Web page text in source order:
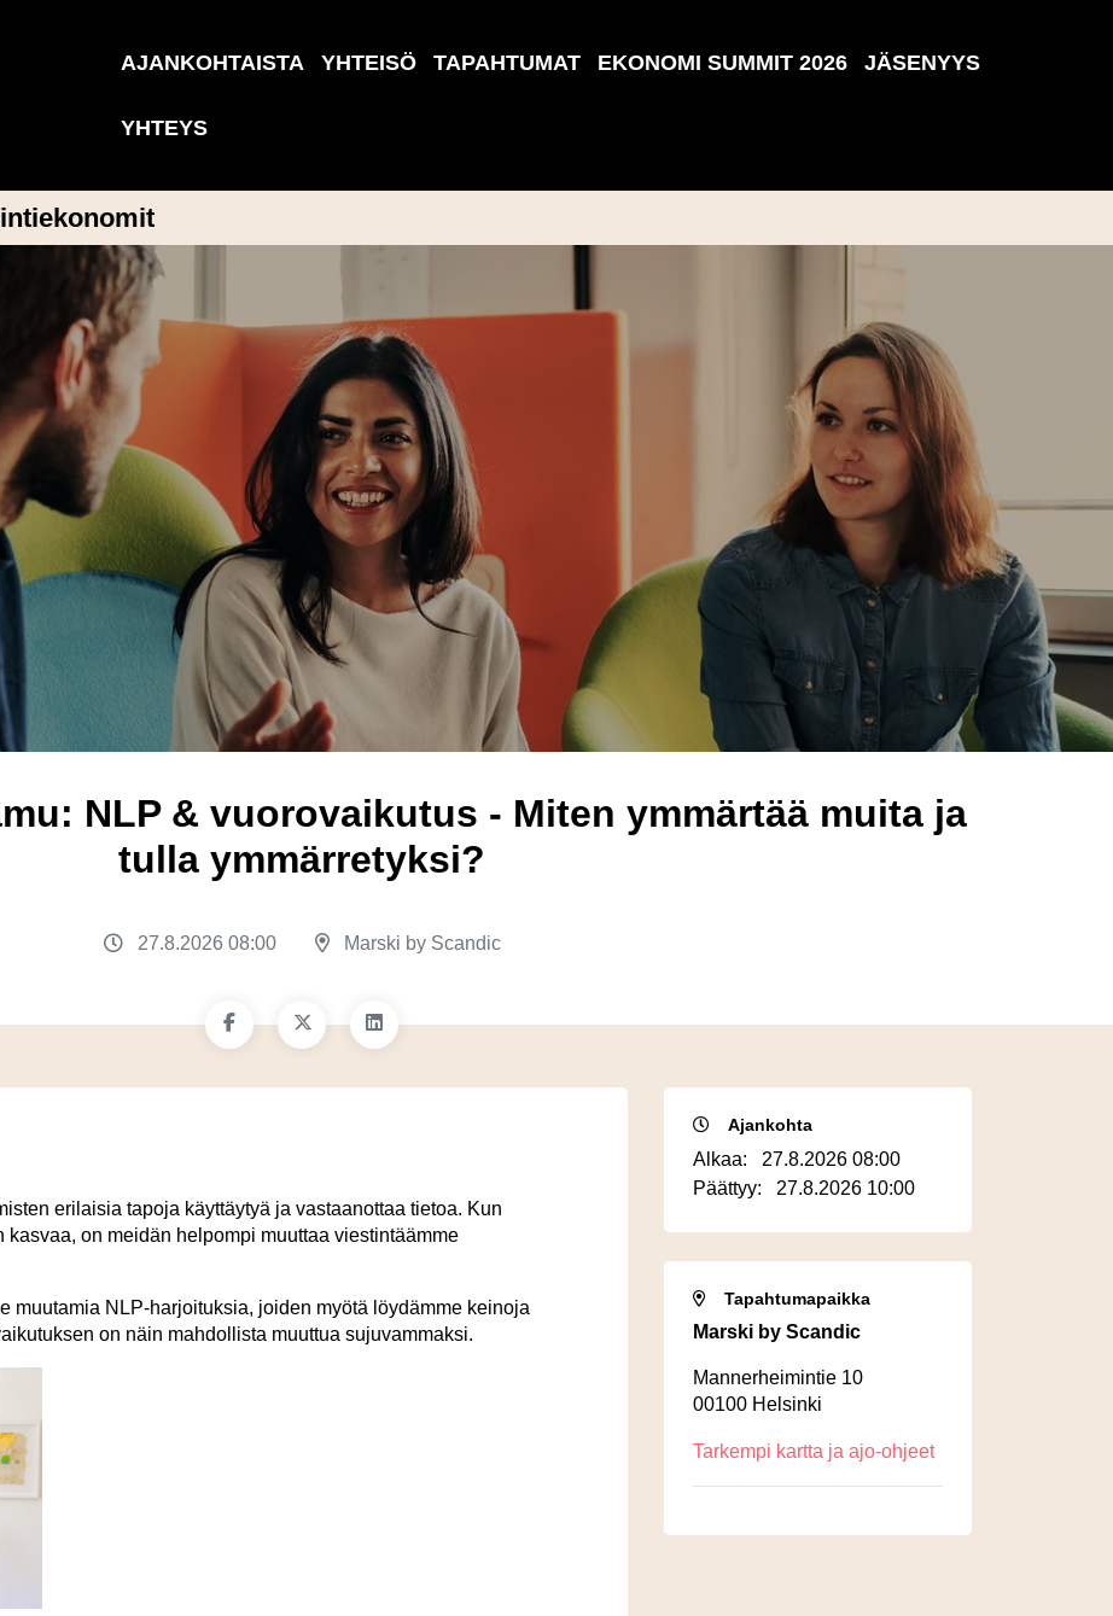
AJANKOHTAISTA YHTEISÖ TAPAHTUMAT EKONOMI SUMMIT 2026 JÄSENYYS
YHTEYS
NLP & vuorovaikutus - Miten ymmärtää muita ja
tulla ymmärretyksi?
27.8.2026 08:00 Marski by Scandic
erilaisia tapoja käyttäytyä ja vastaanottaa tietoa. Kun
on meidän helpompi muuttaa viestintäämme
muutamia NLP-harjoituksia, joiden myötä löydämme keinoja
on näin mahdollista muuttua sujuvammaksi.
Ajankohta
Alkaa: 27.8.2026 08:00
Päättyy: 27.8.2026 10:00
Tapahtumapaikka
Marski by Scandic
Mannerheimintie 10
00100 Helsinki
Tarkempi kartta ja ajo-ohjeet